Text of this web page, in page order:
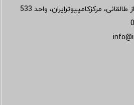
مرکزکامپیوترایران، واحد 533